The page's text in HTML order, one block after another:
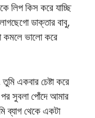
লিপ কিস করে যাচ্ছি
ডাক্তার বাবু,
কমলে ভালো করে
একবার চেষ্টা করে
সুবলা পোঁদে আমার
ব্যাগ থেকে একটা